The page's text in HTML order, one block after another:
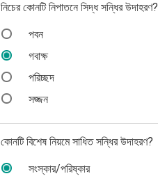
নিচের কোনটি নিপাতনে সিদ্ধ সন্ধির উদাহরণ?
পবন
গবাক্ষ
পরিচ্ছদ
সজ্জন
কোনটি বিশেষ নিয়মে সাধিত সন্ধির উদাহরণ?
সংস্কার/পরিষ্কার